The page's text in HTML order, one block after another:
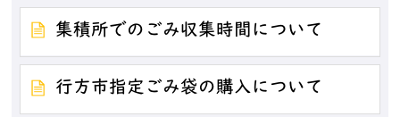
集積所でのごみ収集時間について
行方市指定ごみ袋の購入について